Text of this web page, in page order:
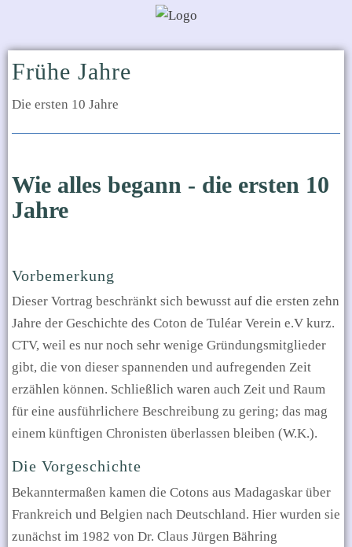
Frühe Jahre
Die ersten 10 Jahre
Wie alles begann - die ersten 10
Jahre
Vorbemerkung
Dieser Vortrag beschränkt sich bewusst auf die ersten zehn
Jahre der Geschichte des Coton de Tuléar Verein e.V kurz.
CTV, weil es nur noch sehr wenige Gründungsmitglieder
gibt, die von dieser spannenden und aufregenden Zeit
erzählen können. Schließlich waren auch Zeit und Raum
für eine ausführlichere Beschreibung zu gering; das mag
einem künftigen Chronisten überlassen bleiben (W.K.).
Die Vorgeschichte
Bekanntermaßen kamen die Cotons aus Madagaskar über
Frankreich und Belgien nach Deutschland. Hier wurden sie
zunächst im 1982 von Dr. Claus Jürgen Bähring